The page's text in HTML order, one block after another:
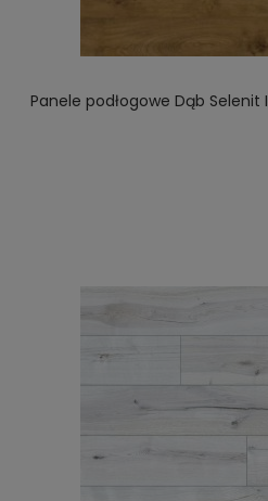
Panele podłogowe Dąb Selenit